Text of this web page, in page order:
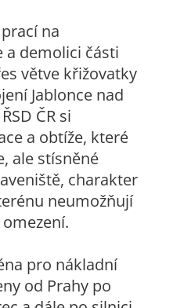
na
a demolici části
větve křižovatky
Jablonce nad
ČR si
a obtíže, které
ale stísněné
charakter
neumožňují
pro nákladní
od Prahy po